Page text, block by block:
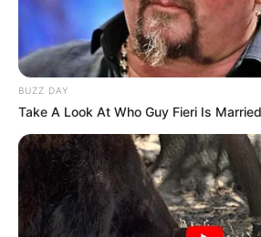
BUZZ DAY
Take A Look At Who Guy Fieri Is